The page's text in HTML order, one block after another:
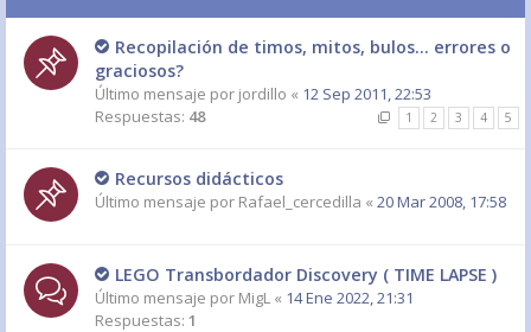
Recopilación de timos, mitos, bulos... errores o
graciosos?
Último mensaje por jordillo « 12 Sep 2011, 22:53
Respuestas: 48 1 2 3 4 5
Recursos didácticos
Último mensaje por Rafael_cercedilla « 20 Mar 2008, 17:58
LEGO Transbordador Discovery ( TIME LAPSE )
Último mensaje por MigL « 14 Ene 2022, 21:31
Respuestas: 1